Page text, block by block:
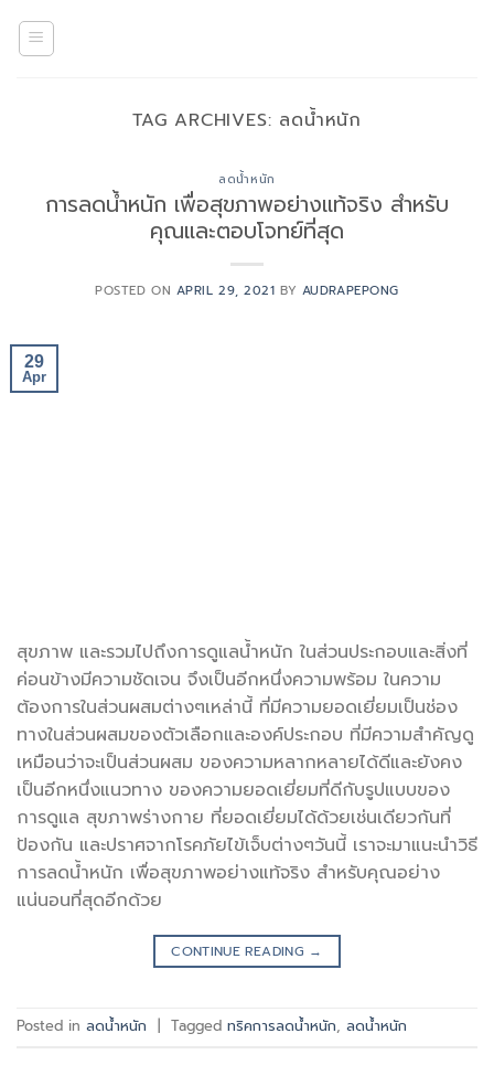
TAG ARCHIVES: ลดน้ำหนัก
ลดน้ำหนัก
การลดน้ำหนัก เพื่อสุขภาพอย่างแท้จริง สำหรับ
คุณและตอบโจทย์ที่สุด
POSTED ON APRIL 29, 2021 BY AUDRAPEPONG
29
Apr
สุขภาพ และรวมไปถึงการดูแลน้ำหนัก ในส่วนประกอบและสิ่งที่
ค่อนข้างมีความชัดเจน จึงเป็นอีกหนึ่งความพร้อม ในความ
ต้องการในส่วนผสมต่างๆเหล่านี้ ที่มีความยอดเยี่ยมเป็นช่อง
ทางในส่วนผสมของตัวเลือกและองค์ประกอบ ที่มีความสำคัญดู
เหมือนว่าจะเป็นส่วนผสม ของความหลากหลายได้ดีและยังคง
เป็นอีกหนึ่งแนวทาง ของความยอดเยี่ยมที่ดีกับรูปแบบของ
การดูแล สุขภาพร่างกาย ที่ยอดเยี่ยมได้ด้วยเช่นเดียวกันที่
ป้องกัน และปราศจากโรคภัยไข้เจ็บต่างๆวันนี้ เราจะมาแนะนำวิธี
การลดน้ำหนัก เพื่อสุขภาพอย่างแท้จริง สำหรับคุณอย่าง
แน่นอนที่สุดอีกด้วย
CONTINUE READING →
Posted in ลดน้ำหนัก Tagged ทริคการลดน้ำหนัก, ลดน้ำหนัก